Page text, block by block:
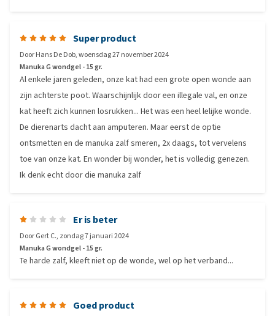
Super product
DoorHans De Dob,woensdag 27 november 2024
Manuka G wondgel - 15 gr.
Al enkele jaren geleden, onze kat had een grote open wonde aan
zijn achterste poot. Waarschijnlijk door een illegale val, en onze
kat heeft zich kunnen losrukken... Het was een heel lelijke wonde.
De dierenarts dacht aan amputeren. Maar eerst de optie
ontsmetten en de manuka zalf smeren, 2x daags, tot vervelens
toe van onze kat. En wonder bij wonder, het is volledig genezen.
Ik denk echt door die manuka zalf
Er is beter
DoorGert C., zondag 7 januari 2024
Manuka G wondgel - 15 gr.
Te harde zalf, kleeft niet op de wonde, wel op het verband...
Goed product